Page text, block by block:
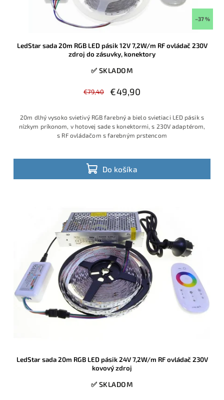
–37 %
LedStar sada 20m RGB LED pásik 12V 7,2W/m RF ovládač 230V
zdroj do zásuvky, konektory
✅ SKLADOM
€79,40 €49,90
Do košíka
20m dlhý vysoko svietivý RGB farebný a bielo svietiaci LED pásik s
nízkym príkonom, v hotovej sade s konektormi, s 230V adaptérom,
s RF ovládačom s farebným prstencom
LedStar sada 20m RGB LED pásik 24V 7,2W/m RF ovládač 230V
kovový zdroj
✅ SKLADOM